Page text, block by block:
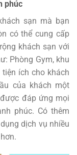
phúc
sạn mà bạn
có thể cung cấp
khách sạn với
Phòng Gym, khu
ích cho khách
của khách một
đáp ứng mọi
phúc. Có thêm
dịch vụ nhiều